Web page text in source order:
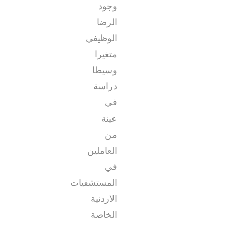
وجود
الرضا
الوظيفي
متغيرا
وسيطا
دراسة
في
عينة
من
العاملين
في
المستشفيات
الاردنية
الخاصة